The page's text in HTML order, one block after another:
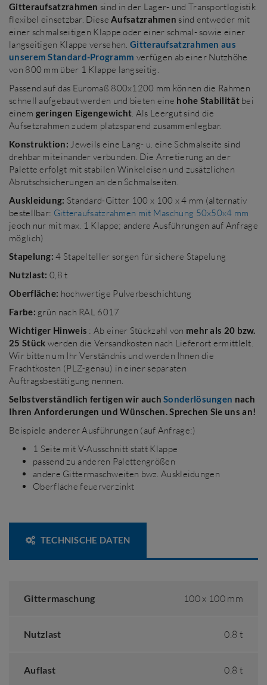
Gitteraufsatzrahmen sind in der Lager- und Transportlogistik
flexibel einsetzbar. DieseAufsatzrahmen sind entweder mit
einer schmalseitigen Klappe oder einer schmal- sowie einer
langseitigen Klappe versehen.Gitteraufsatzrahmen aus
unserem Standard-Programm verfügen ab einer Nutzhöhe
von 800 mm über 1 Klappe langseitig.
Passend auf das Euromaß 800x1200 mm können die Rahmen
schnell aufgebaut werden und bieten eine hohe Stabilitätbei
einem geringen Eigengewicht. Als Leergut sind die
Aufsetzrahmen zudem platzsparend zusammenlegbar.
Konstruktion: Jeweils eine Lang- u. eine Schmalseite sind
drehbar miteinander verbunden. Die Arretierung an der
Palette erfolgt mit stabilen Winkeleisen und zusätzlichen
Abrutschsicherungen an den Schmalseiten.
Auskleidung: Standard-Gitter 100 x 100 x 4 mm (alternativ
bestellbar: Gitteraufsatzrahmen mit Maschung 50x50x4 mm
jeoch nur mit max. 1 Klappe; andere Ausführungen auf Anfrage
möglich)
Stapelung: 4 Stapelteller sorgen für sichere Stapelung
Nutzlast: 0,8 t
Oberfläche: hochwertige Pulverbeschichtung
Farbe: grün nach RAL 6017
Wichtiger Hinweis : Ab einer Stückzahl von mehr als 20 bzw.
25 Stück werden die Versandkosten nach Lieferort ermittlelt.
Wir bitten um Ihr Verständnis und werden Ihnen die
Frachtkosten (PLZ-genau) in einer separaten
Auftragsbestätigung nennen.
Selbstverständlich fertigen wir auch Sonderlösungen nach
Ihren Anforderungen und Wünschen. Sprechen Sie uns an!
Beispiele anderer Ausführungen (auf Anfrage:)
1 Seite mit V-Ausschnitt statt Klappe
passend zu anderen Palettengrößen
andere Gittermaschweiten bwz. Auskleidungen
Oberfläche feuerverzinkt
TECHNISCHE DATEN
Gittermaschung 100 x 100 mm
Nutzlast 0.8 t
Auflast 0.8 t